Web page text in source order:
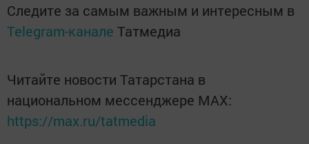
Следите за самым важным и интересным в
Telegram-канале Татмедиа
Читайте новости Татарстана в
национальном мессенджере MАХ:
https://max.ru/tatmedia